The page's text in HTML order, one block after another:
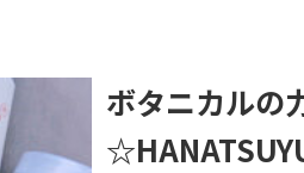
ボタニカルの